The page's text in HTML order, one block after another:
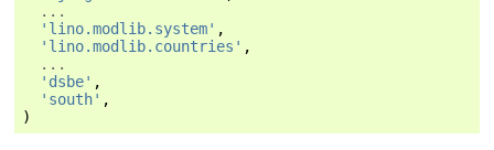
...
'lino.modlib.system' ,
'lino.modlib.countries' ,
...
'dsbe' ,
'south' ,
)